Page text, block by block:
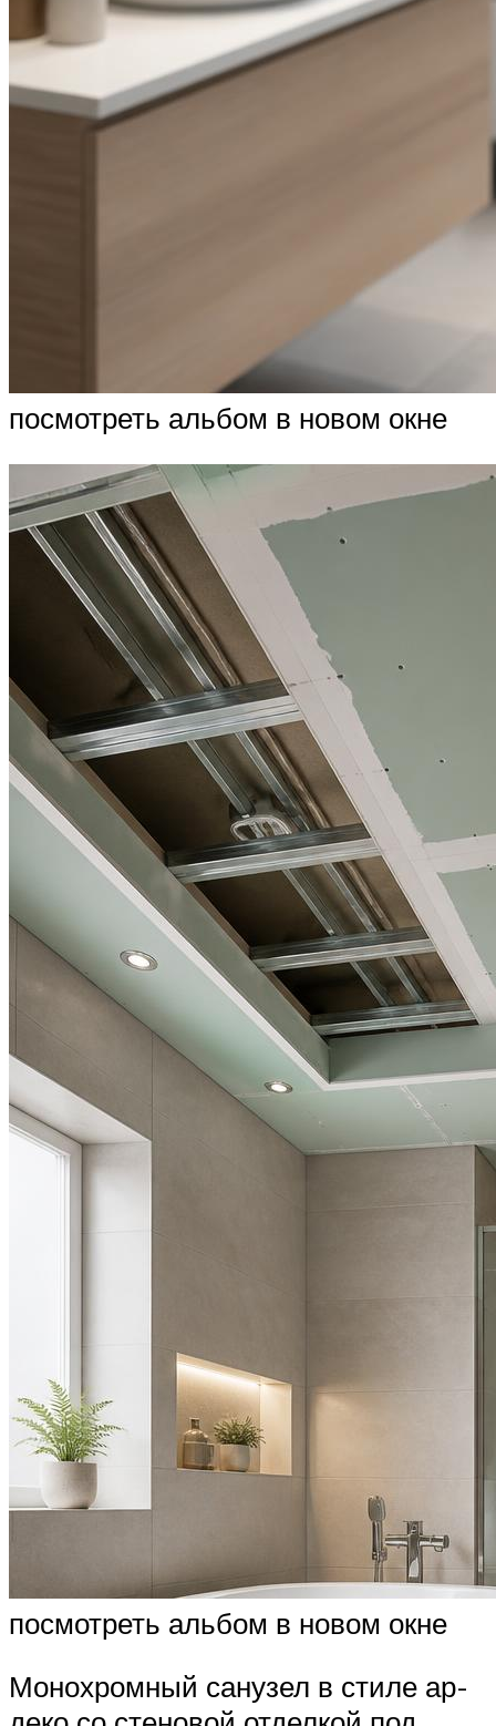
посмотреть альбом в новом окне
посмотреть альбом в новом окне
Монохромный санузел в стиле ар-